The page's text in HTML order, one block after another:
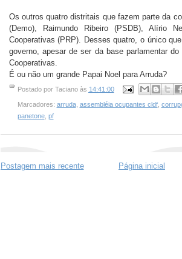
Os outros quatro distritais que fazem parte da
(Demo), Raimundo Ribeiro (PSDB), Alírio
Cooperativas (PRP). Desses quatro, o único
governo, apesar de ser da base parlamentar
Cooperativas.
É ou não um grande Papai Noel para Arruda?
Postado por Taciano às 14:41:00
Marcadores: arruda, assembléia ocupantes cldf,
panetone, pf
Postagem mais recente Página inicial